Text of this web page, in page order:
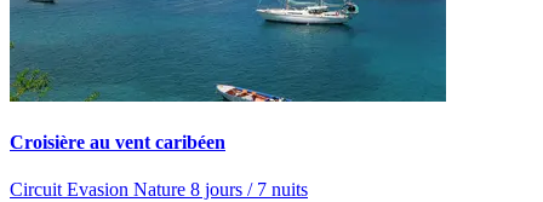
Croisière au vent caribéen
Circuit Evasion Nature 8 jours / 7 nuits